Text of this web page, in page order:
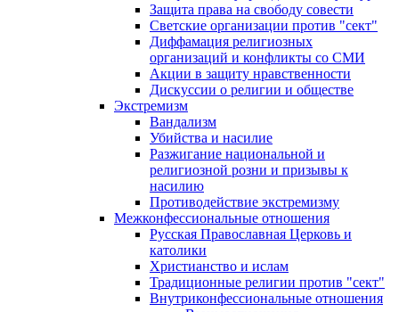
Защита права на свободу совести
Светские организации против "сект"
Диффамация религиозных
организаций и конфликты со СМИ
Акции в защиту нравственности
Дискуссии о религии и обществе
Экстремизм
Вандализм
Убийства и насилие
Разжигание национальной и
религиозной розни и призывы к
насилию
Противодействие экстремизму
Межконфессиональные отношения
Русская Православная Церковь и
католики
Христианство и ислам
Традиционные религии против "сект"
Внутриконфессиональные отношения